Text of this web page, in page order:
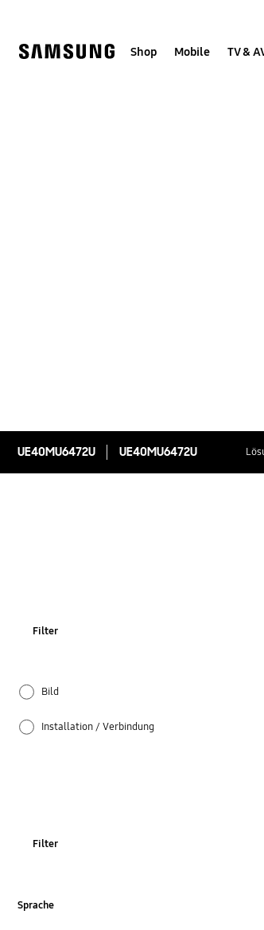
help
Shop Mobile TV &
UE40MU6472U UE40MU6472U
Filter
Bild
Installation / Verbindung
Ton
Filter
Sprache